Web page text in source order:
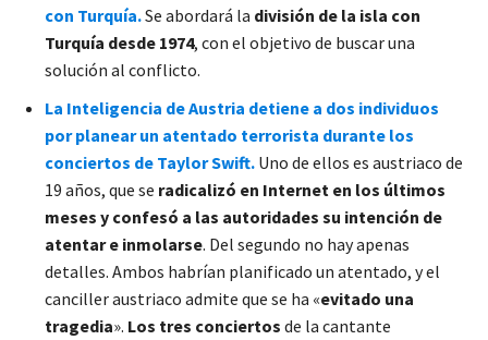
con Turquía.Se abordará la división de la isla con
Turquía desde 1974, con el objetivo de buscar una
solución al conflicto.
La Inteligencia de Austria detiene a dos individuos
por planear un atentado terrorista durante los
conciertos de Taylor Swift. Uno de ellos es austriaco de
19 años, que se radicalizó en Internet en los últimos
meses y confesó a las autoridades su intención de
atentar e inmolarse. Del segundo no hay apenas
detalles. Ambos habrían planificado un atentado, y el
canciller austriaco admite que se ha «evitado una
tragedia». Los tres conciertos de la cantante